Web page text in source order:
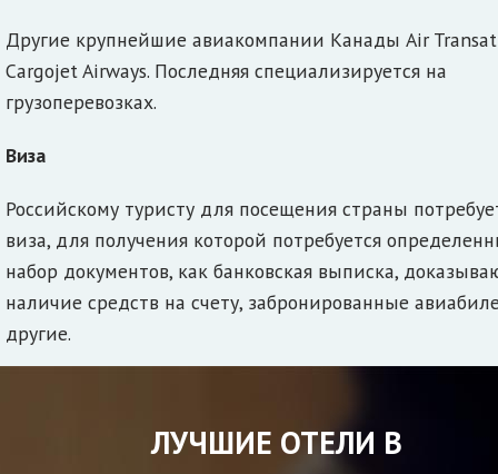
Другие крупнейшие авиакомпании Канады Air
Cargojet Airways. Последняя специализируется на
грузоперевозках.
Виза
Российскому туристу для посещения страны
виза, для получения которой потребуется
набор документов, как банковская выписка,
наличие средств на счету, забронированные
другие.
ЛУЧШИЕ ОТЕЛИ В